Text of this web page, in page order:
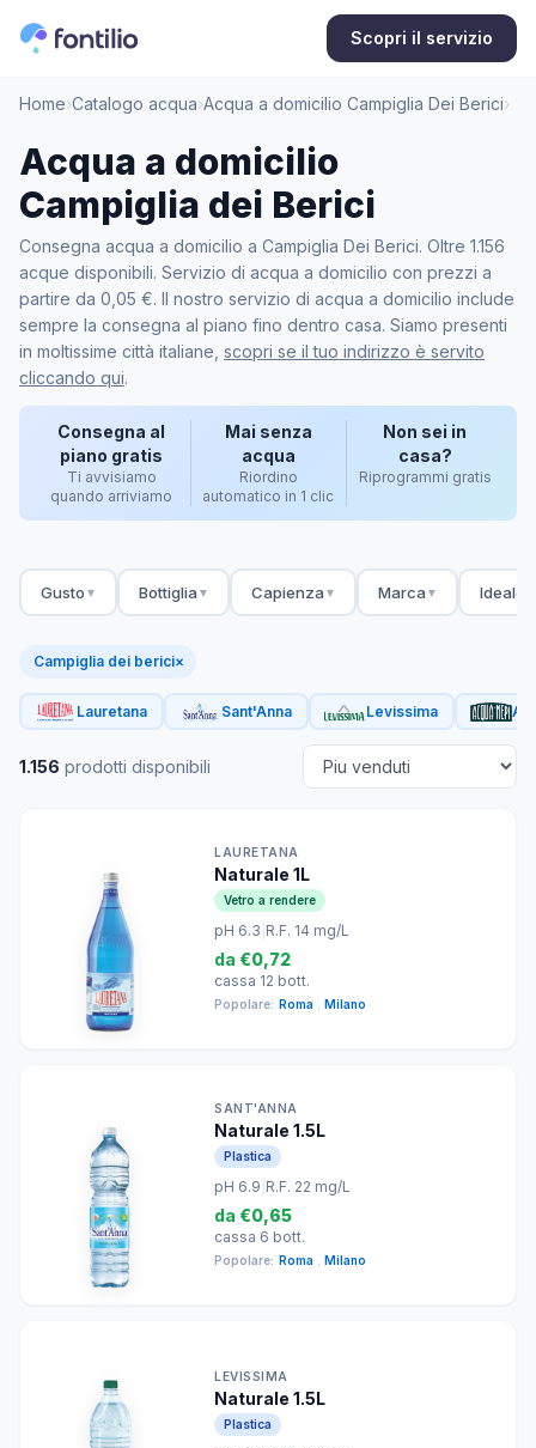
Scopri il servizio
Home›Catalogo acqua›Acqua a domicilio Campiglia Dei Berici›
Acqua a domicilio
Campiglia dei Berici
Consegna acqua a domicilio a Campiglia Dei Berici. Oltre 1.156
acque disponibili. Servizio di acqua a domicilio con prezzi a
partire da 0,05 €. Il nostro servizio di acqua a domicilio include
sempre la consegna al piano fino dentro casa. Siamo presenti
in moltissime città italiane, scopri se il tuo indirizzo è servito
cliccando qui.
Consegna al
piano gratis
Ti avvisiamo
quando arriviamo
Mai senza
acqua
Riordino
automatico in 1 clic
Non sei in
casa?
Riprogrammi gratis
Gusto ▼ Bottiglia ▼ Capienza ▼ Marca ▼ Ideale
Campiglia dei berici×
Lauretana Sant'Anna Levissima
1.156 prodotti disponibili
LAURETANA
Naturale 1L
Vetro a rendere
pH 6.3 R.F. 14 mg/L
da €0,72
cassa 12 bott.
Popolare: Roma Milano
SANT'ANNA
Naturale 1.5L
Plastica
pH 6.9 R.F. 22 mg/L
da €0,65
cassa 6 bott.
Popolare: Roma Milano
LEVISSIMA
Naturale 1.5L
Plastica